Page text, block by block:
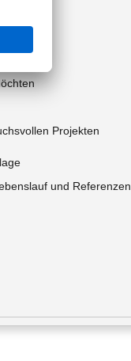
Projekten
und Referenzen.